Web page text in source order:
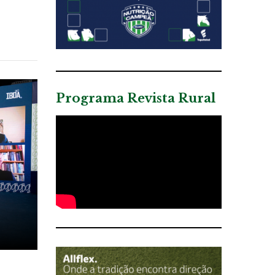
Programa Revista Rural